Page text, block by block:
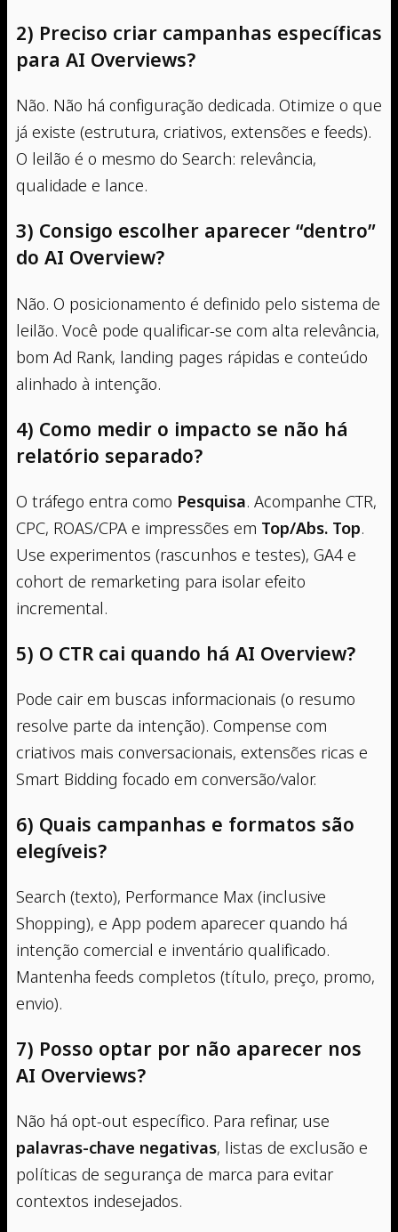
2) Preciso criar campanhas específicas
para AI Overviews?
Não. Não há configuração dedicada. Otimize o que
já existe (estrutura, criativos, extensões e feeds).
O leilão é o mesmo do Search: relevância,
qualidade e lance.
3) Consigo escolher aparecer “dentro”
do AI Overview?
Não. O posicionamento é definido pelo sistema de
leilão. Você pode qualificar-se com alta relevância,
bom Ad Rank, landing pages rápidas e conteúdo
alinhado à intenção.
4) Como medir o impacto se não há
relatório separado?
O tráfego entra como Pesquisa. Acompanhe CTR,
CPC, ROAS/CPA e impressões em Top/Abs. Top.
Use experimentos (rascunhos e testes), GA4 e
cohort de remarketing para isolar efeito
incremental.
5) O CTR cai quando há AI Overview?
Pode cair em buscas informacionais (o resumo
resolve parte da intenção). Compense com
criativos mais conversacionais, extensões ricas e
Smart Bidding focado em conversão/valor.
6) Quais campanhas e formatos são
elegíveis?
Search (texto), Performance Max (inclusive
Shopping), e App podem aparecer quando há
intenção comercial e inventário qualificado.
Mantenha feeds completos (título, preço, promo,
envio).
7) Posso optar por não aparecer nos
AI Overviews?
Não há opt-out específico. Para refinar, use
palavras-chave negativas, listas de exclusão e
políticas de segurança de marca para evitar
contextos indesejados.